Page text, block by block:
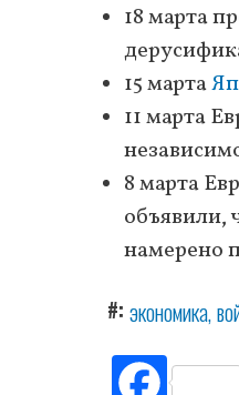
18 марта
15 марта
11 марта
8 марта
объявили,
намерено
# экономика
Fac